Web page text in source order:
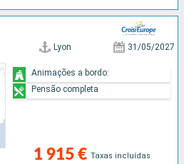
Lyon 31/05/2027
1 915 € Taxas incluídas
Animações a bordo:
Pensão completa